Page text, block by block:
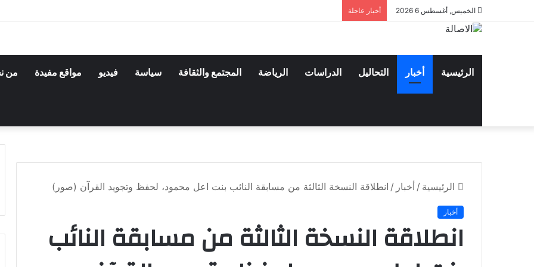
الخميس, أغسطس 6 2026 أخبار عاجلة
الرئيسية أخبار التحاليل الدراسات الرياضة المجتمع والثقافة سياسة فيديو مواقع مفيدة من
الرئيسية / أخبار / انطلاقة النسخة الثالثة من مسابقة النائب بنت اعل محمود، لحفظ وتجويد القرآن (صور)
أخبار
انطلاقة النسخة الثالثة من مسابقة النائب